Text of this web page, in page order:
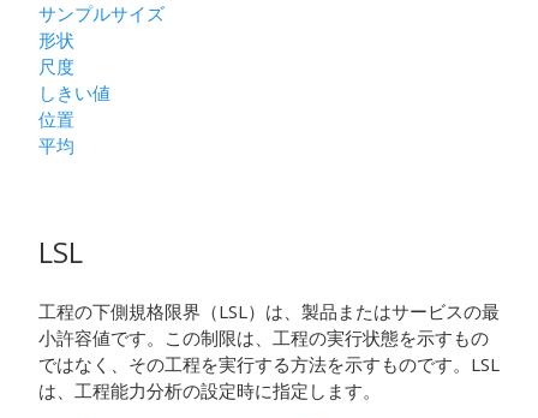
サンプルサイズ
形状
尺度
しきい値
位置
平均
LSL
工程の下側規格限界（LSL）は、製品またはサービスの最
小許容値です。この制限は、工程の実行状態を示すもの
ではなく、その工程を実行する方法を示すものです。LSL
は、工程能力分析の設定時に指定します。